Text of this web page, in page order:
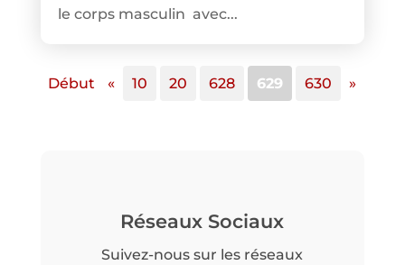
le corps masculin avec...
Début « 10 20 628 629 630 »
Réseaux Sociaux
Suivez-nous sur les réseaux